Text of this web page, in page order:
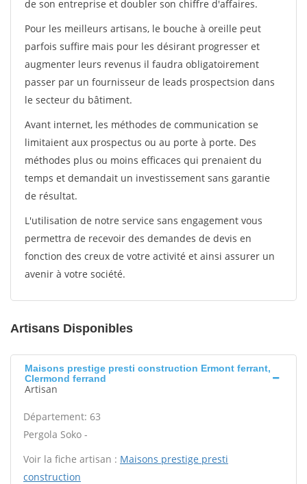
de son entreprise et doubler son chiffre d'affaires.
Pour les meilleurs artisans, le bouche à oreille peut
parfois suffire mais pour les désirant progresser et
augmenter leurs revenus il faudra obligatoirement
passer par un fournisseur de leads prospectsion dans
le secteur du bâtiment.
Avant internet, les méthodes de communication se
limitaient aux prospectus ou au porte à porte. Des
méthodes plus ou moins efficaces qui prenaient du
temps et demandait un investissement sans garantie
de résultat.
L'utilisation de notre service sans engagement vous
permettra de recevoir des demandes de devis en
fonction des creux de votre activité et ainsi assurer un
avenir à votre société.
Artisans Disponibles
Maisons prestige presti construction Ermont ferrant,
Clermond ferrand
Artisan
Département: 63
Pergola Soko -
Voir la fiche artisan : Maisons prestige presti
construction